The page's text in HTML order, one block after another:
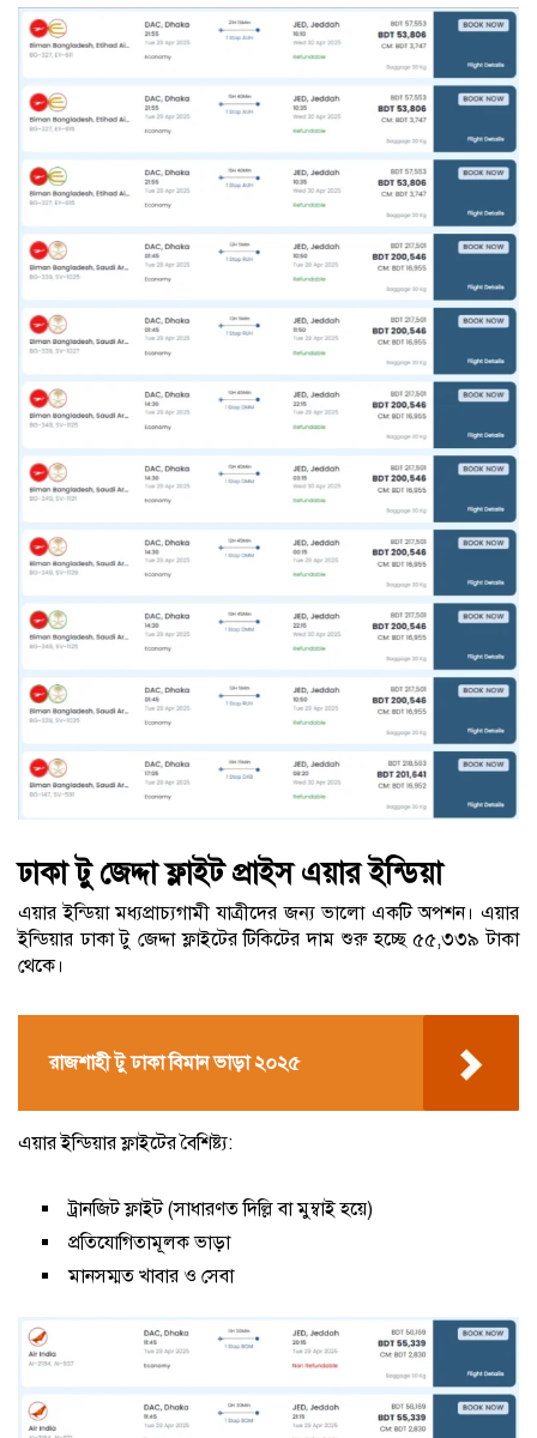
ঢাকা টু জেদ্দা ফ্লাইট প্রাইস এয়ার ইন্ডিয়া
এয়ার ইন্ডিয়া মধ্যপ্রাচ্যগামী যাত্রীদের জন্য ভালো একটি অপশন। এয়ার
ইন্ডিয়ার ঢাকা টু জেদ্দা ফ্লাইটের টিকিটের দাম শুরু হচ্ছে ৫৫,৩৩৯ টাকা
থেকে।
রাজশাহী টু ঢাকা বিমান ভাড়া ২০২৫
এয়ার ইন্ডিয়ার ফ্লাইটের বৈশিষ্ট্য:
ট্রানজিট ফ্লাইট (সাধারণত দিল্লি বা মুম্বাই হয়ে)
প্রতিযোগিতামূলক ভাড়া
মানসম্মত খাবার ও সেবা